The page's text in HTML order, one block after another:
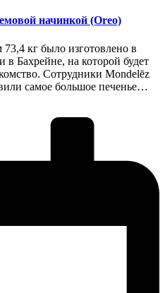
начинкой (Oreo)
73,4 кг было изготовлено в
в Бахрейне, на которой будет
Сотрудники Mondelēz
самое большое печенье…